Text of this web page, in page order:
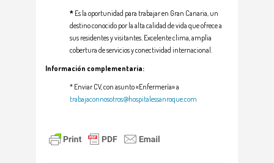
* Es la oportunidad para trabajar en Gran Canaria, un
destino conocido por la alta calidad de vida que ofrece a
sus residentes y visitantes. Excelente clima, amplia
cobertura de servicios y conectividad internacional.
Información complementaria:
* Enviar CV, con asunto «Enfermería» a
trabajaconnosotros@hospitalessanroque.com